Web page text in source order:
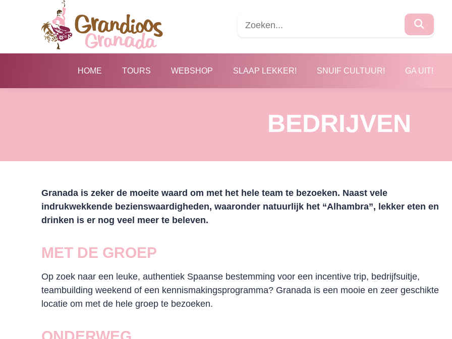
HOME TOURS WEBSHOP SLAAP LEKKER! SNUIF CULTUUR! GA UIT!
BEDRIJVEN
Granada is zeker de moeite waard om met het hele team te bezoeken. Naast vele
indrukwekkende bezienswaardigheden, waaronder natuurlijk het “Alhambra”, lekker eten en
drinken is er nog veel meer te beleven.
MET DE GROEP
Op zoek naar een leuke, authentiek Spaanse bestemming voor een incentive trip, bedrijfsuitje,
teambuilding weekend of een kennismakingsprogramma? Granada is een mooie en zeer geschikte
locatie om met de hele groep te bezoeken.